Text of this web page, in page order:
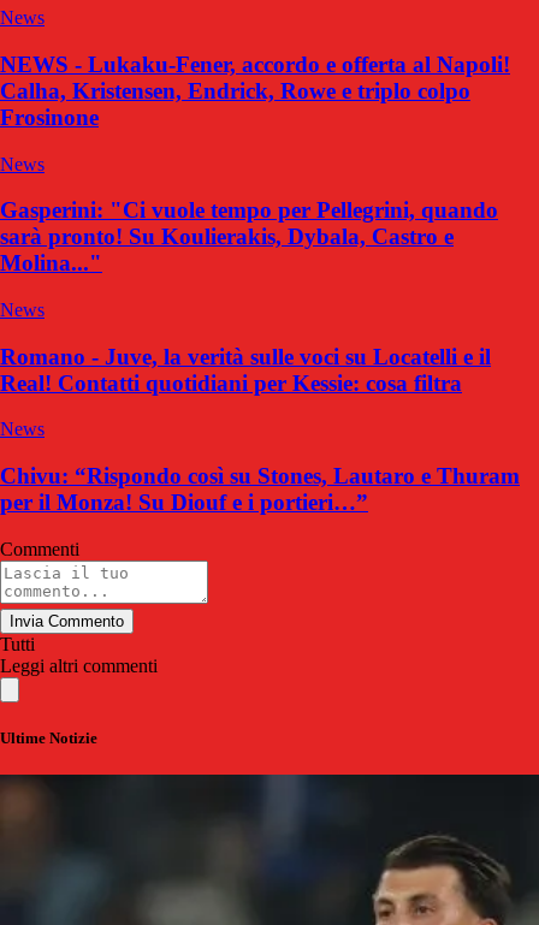
News
NEWS - Lukaku-Fener, accordo e offerta al Napoli!
Calha, Kristensen, Endrick, Rowe e triplo colpo
Frosinone
News
Gasperini: "Ci vuole tempo per Pellegrini, quando
sarà pronto! Su Koulierakis, Dybala, Castro e
Molina..."
News
Romano - Juve, la verità sulle voci su Locatelli e il
Real! Contatti quotidiani per Kessie: cosa filtra
News
Chivu: “Rispondo così su Stones, Lautaro e Thuram
per il Monza! Su Diouf e i portieri…”
Commenti
Invia Commento
Tutti
Leggi altri commenti
Ultime Notizie